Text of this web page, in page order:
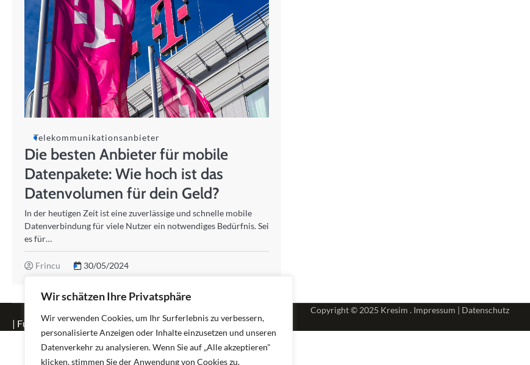
Wir schätzen Ihre Privatsphäre
Wir verwenden Cookies, um Ihr Surferlebnis zu verbessern,
personalisierte Anzeigen oder Inhalte einzusetzen und unseren
Datenverkehr zu analysieren. Wenn Sie auf „Alle akzeptieren"
klicken, stimmen Sie der Anwendung von Cookies zu.
Telekommunikationsanbieter
Die besten Anbieter für mobile
Datenpakete: Wie hoch ist das
Datenvolumen für dein Geld?
In der heutigen Zeit ist eine zuverlässige und schnelle mobile
Datenverbindung für viele Nutzer ein notwendiges Bedürfnis. Sei
es für…
Frincu 30/05/2024
Copyright © 2025 Kresim . Impressum | Datenschutz
| Fuzion Blog byAscendoor| Powered by WordPress .